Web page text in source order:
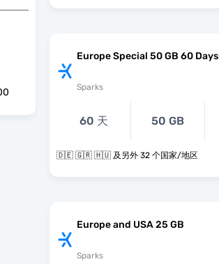
Europe Special 50 GB 60 Days
Sparks
60 天 50 GB
🇩🇪 🇬🇷 🇭🇺 及另外 32 个国家/地区
Europe and USA 25 GB
Sparks